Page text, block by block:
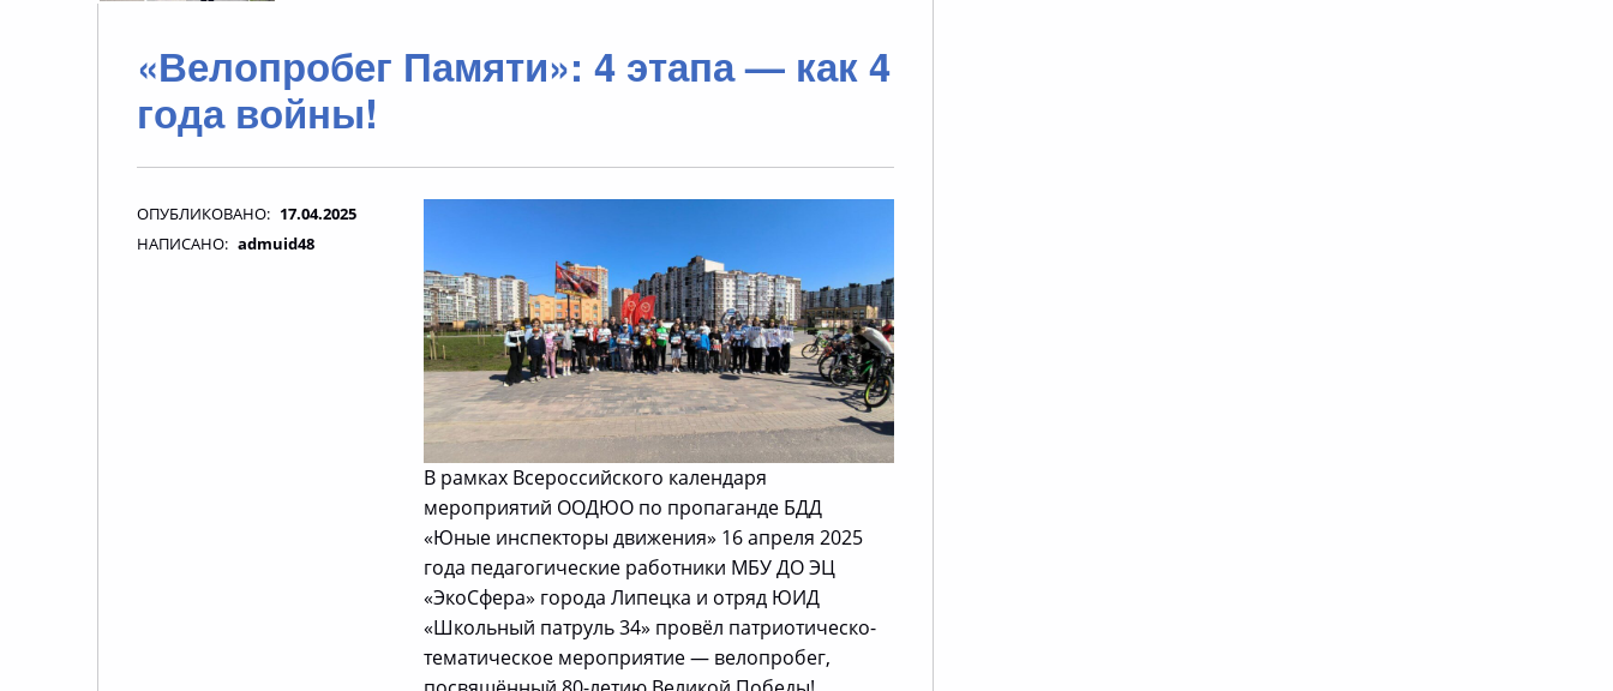
«Велопробег Памяти»: 4 этапа — как 4
года войны!
ОПУБЛИКОВАНО: 17.04.2025
НАПИСАНО: admuid48
В рамках Всероссийского календаря
мероприятий ООДЮО по пропаганде БДД
«Юные инспекторы движения» 16 апреля 2025
года педагогические работники МБУ ДО ЭЦ
«ЭкоСфера» города Липецка и отряд ЮИД
«Школьный патруль 34» провёл патриотическо-
тематическое мероприятие — велопробег,